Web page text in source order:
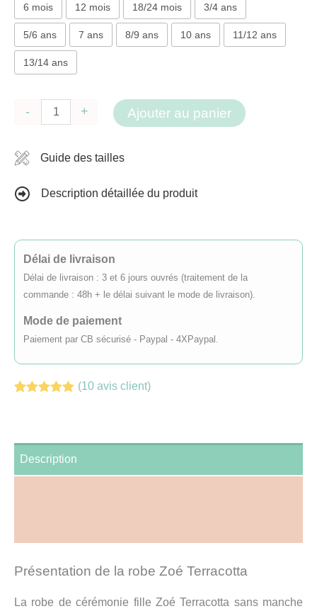
6 mois 12 mois 18/24 mois 3/4 ans
5/6 ans 7 ans 8/9 ans 10 ans 11/12 ans
13/14 ans
-
Robe
cérémonie
sans
manche
mois
à
+ Ajouter au panier
Guide des tailles
Description détaillée du produit
Délai de livraison
Délai de livraison : 3 et 6 jours ouvrés (traitement de la
commande : 48h + le délai suivant le mode de livraison).
Mode de paiement
Paiement par CB sécurisé - Paypal - 4XPaypal.
(10 avis client)
Description
Présentation de la robe Zoé Terracotta
La robe de cérémonie fille Zoé Terracotta sans manche